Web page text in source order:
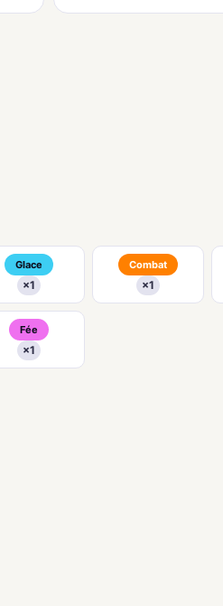
Glace
×1
Combat
×1
Fée
×1